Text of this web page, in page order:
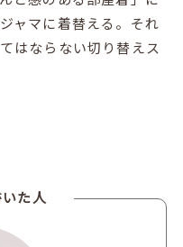
ャマに着替える。それ
はならない切り替えス
た人